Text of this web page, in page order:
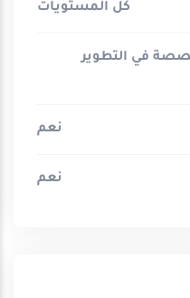
كل المستويات
في التطوير
نعم
نعم